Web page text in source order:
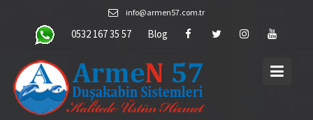
content
info@armen57.com.tr
0532 167 35 57 Blog